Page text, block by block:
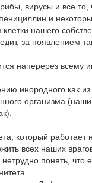
вирусы и все
и
нашего
за появлением
наперерез всему
инородного как
организма
который
всех наших
понять,